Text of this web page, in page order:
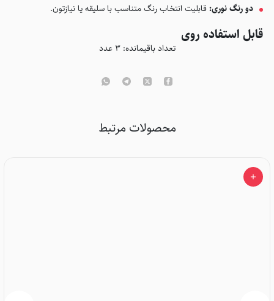
دو رنگ نوری:قابلیت انتخاب رنگ متناسب با سلیقه یا نیازتون.
قابل استفاده روی
تعداد باقیمانده: ۳ عدد
محصولات مرتبط